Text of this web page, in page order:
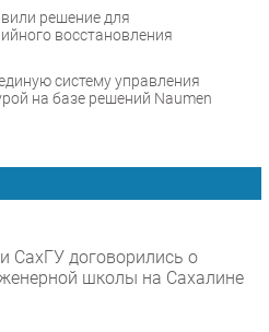
решение для
восстановления
систему управления
на базе решений Naumen
СахГУ договорились о
школы на Сахалине